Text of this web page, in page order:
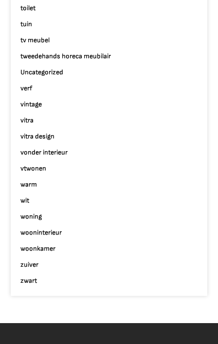
toilet
tuin
tv meubel
tweedehands horeca meubilair
Uncategorized
verf
vintage
vitra
vitra design
vonder interieur
vtwonen
warm
wit
woning
wooninterieur
woonkamer
zuiver
zwart